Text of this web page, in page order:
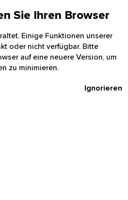
Sie Ihren Browser
Einige Funktionen unserer
oder nicht verfügbar. Bitte
auf eine neuere Version, um
zu minimieren.
Ignorieren